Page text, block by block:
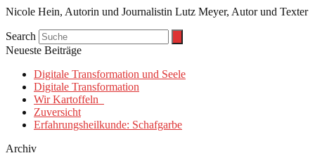
Nicole Hein, Autorin und Journalistin Lutz Meyer, Autor und Texter
Search
Neueste Beiträge
Digitale Transformation und Seele
Digitale Transformation
Wir Kartoffeln
Zuversicht
Erfahrungsheilkunde: Schafgarbe
Archiv